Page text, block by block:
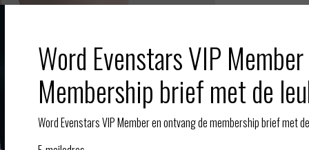
Afbeelding vergroten
met een BH of bralette
Word Evenstars VIP
Membership brief met de
Word Evenstars VIP Member en ontvang de membership brief met